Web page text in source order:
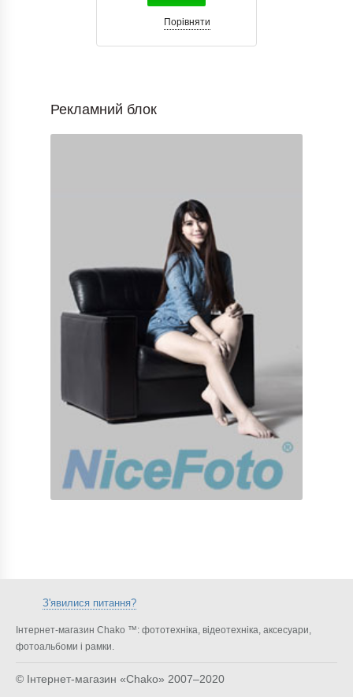
Порівняти
Рекламний блок
З'явилися питання?
Інтернет-магазин Chako ™: фототехніка, відеотехніка, аксесуари,
фотоальбоми і рамки.
© Інтернет-магазин «Chako» 2007–2020